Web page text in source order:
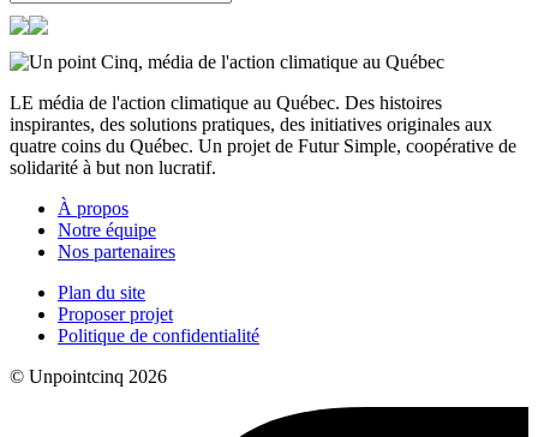
LE média de l'action climatique au Québec. Des histoires
inspirantes, des solutions pratiques, des initiatives originales aux
quatre coins du Québec. Un projet de Futur Simple, coopérative de
solidarité à but non lucratif.
À propos
Notre équipe
Nos partenaires
Plan du site
Proposer projet
Politique de confidentialité
© Unpointcinq 2026